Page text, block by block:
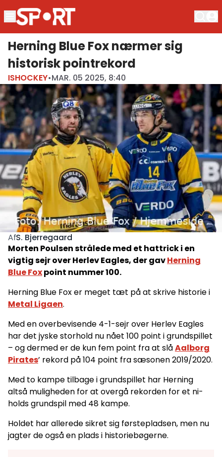
Herning Blue Fox nærmer sig
historisk pointrekord
ISHOCKEY•MAR. 05 2025, 8:40
AfS. Bjerregaard
Morten Poulsen strålede med et hattrick i en
vigtig sejr over Herlev Eagles, der gavHerning
Blue Foxpoint nummer 100.
Herning Blue Fox er meget tæt på at skrive historie i
Metal Ligaen.
Med en overbevisende 4-1-sejr over Herlev Eagles
har det jyske storhold nu nået 100 point i grundspillet
– og dermed er de kun fem point fra at slåAalborg
Pirates’ rekord på 104 point fra sæsonen 2019/2020.
Med to kampe tilbage i grundspillet har Herning
altså muligheden for at overgå rekorden for et ni-
holds grundspil med 48 kampe.
Holdet har allerede sikret sig førstepladsen, men nu
jagter de også en plads i historiebøgerne.